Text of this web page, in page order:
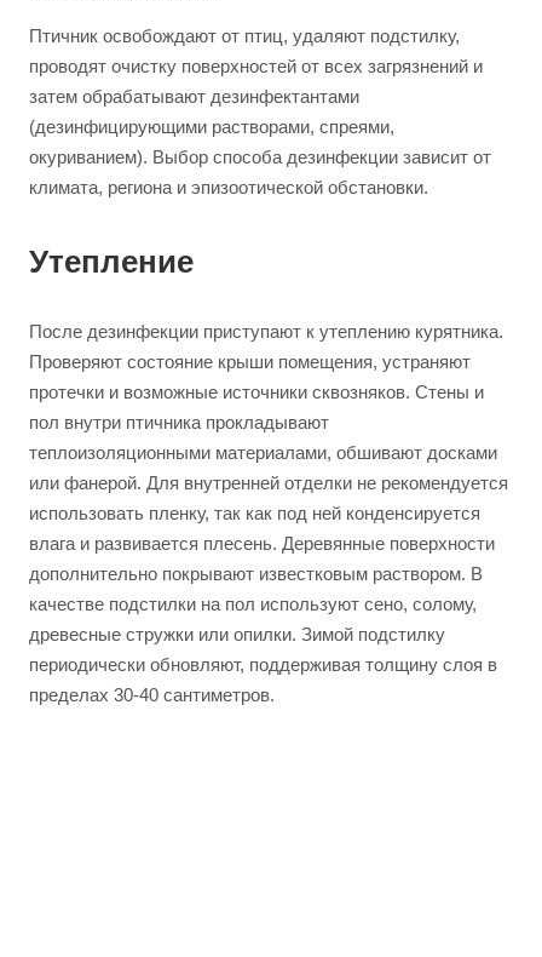
Птичник освобождают от птиц, удаляют подстилку,
проводят очистку поверхностей от всех загрязнений и
затем обрабатывают дезинфектантами
(дезинфицирующими растворами, спреями,
окуриванием). Выбор способа дезинфекции зависит от
климата, региона и эпизоотической обстановки.
Утепление
После дезинфекции приступают к утеплению курятника.
Проверяют состояние крыши помещения, устраняют
протечки и возможные источники сквозняков. Стены и
пол внутри птичника прокладывают
теплоизоляционными материалами, обшивают досками
или фанерой. Для внутренней отделки не рекомендуется
использовать пленку, так как под ней конденсируется
влага и развивается плесень. Деревянные поверхности
дополнительно покрывают известковым раствором. В
качестве подстилки на пол используют сено, солому,
древесные стружки или опилки. Зимой подстилку
периодически обновляют, поддерживая толщину слоя в
пределах 30-40 сантиметров.